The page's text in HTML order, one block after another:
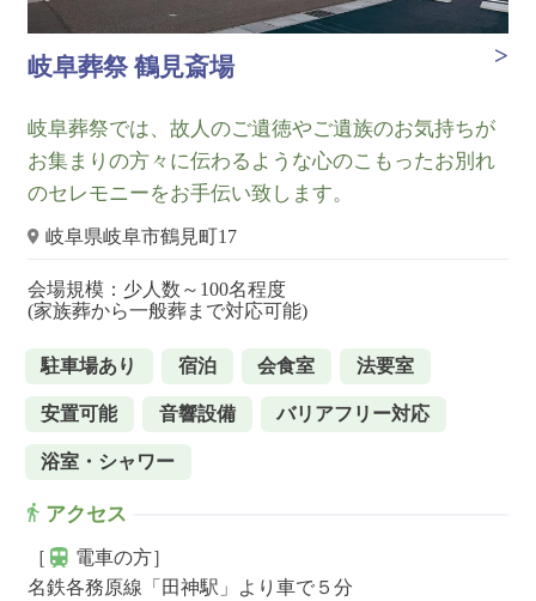
岐阜葬祭 鶴見斎場
岐阜葬祭では、故人のご遺徳やご遺族のお気持ちが
お集まりの方々に伝わるような心のこもったお別れ
のセレモニーをお手伝い致します。
岐阜県岐阜市鶴見町17
会場規模：少人数～100名程度
(家族葬から一般葬まで対応可能)
駐車場あり 宿泊 会食室 法要室
安置可能 音響設備 バリアフリー対応
浴室・シャワー
アクセス
［
電車の方］
名鉄各務原線「田神駅」より車で５分